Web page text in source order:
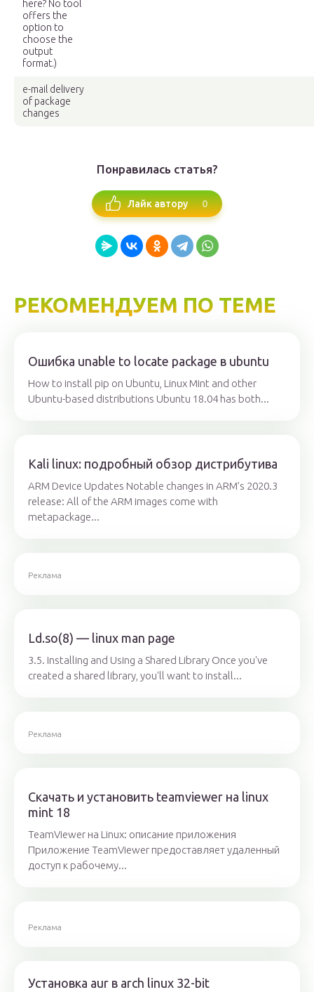
here? No tool
offers the
option to
choose the
output
format.)
e-mail delivery
of package
changes
Понравилась статья?
Лайк автору 0
РЕКОМЕНДУЕМ ПО ТЕМЕ
Ошибка unable to locate package в ubuntu
How to install pip on Ubuntu, Linux Mint and other
Ubuntu-based distributions Ubuntu 18.04 has both...
Kali linux: подробный обзор дистрибутива
ARM Device Updates Notable changes in ARM’s 2020.3
release: All of the ARM images come with
metapackage...
Реклама
Ld.so(8) — linux man page
3.5. Installing and Using a Shared Library Once you've
created a shared library, you'll want to install...
Реклама
Скачать и установить teamviewer на linux
mint 18
TeamViewer на Linux: описание приложения
Приложение TeamViewer предоставляет удаленный
доступ к рабочему...
Реклама
Установка aur в arch linux 32-bit